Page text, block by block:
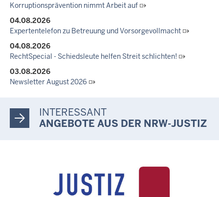
30.06.2026
RechtSpecial - Schiedsleute helfen Streit schlichten!
Korruptionsprävention nimmt Arbeit auf
04.08.2026
Expertentelefon zu Betreuung und Vorsorgevollmacht
04.08.2026
RechtSpecial - Schiedsleute helfen Streit schlichten!
03.08.2026
Newsletter August 2026
Dein Mut findet Rückhalt: Die Justiz NRW unterstützt
Informationskampagne gegen häusliche Gewalt
Justiz der Zukunft gemeinsam gestalten: Minister Limbach
zieht positive Bilanz des Projekts Zukunftswerkstatt Justiz
INTERESSANT
ANGEBOTE AUS DER NRW-JUSTIZ